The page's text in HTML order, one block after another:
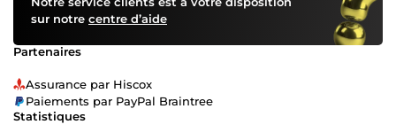
sur notre centre d’aide
Partenaires
Assurance par Hiscox
Paiements par PayPal Braintree
Statistiques